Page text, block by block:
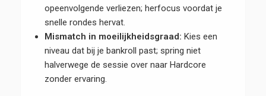
opeenvolgende verliezen; herfocus voordat je
snelle rondes hervat.
Mismatch in moeilijkheidsgraad: Kies een
niveau dat bij je bankroll past; spring niet
halverwege de sessie over naar Hardcore
zonder ervaring.